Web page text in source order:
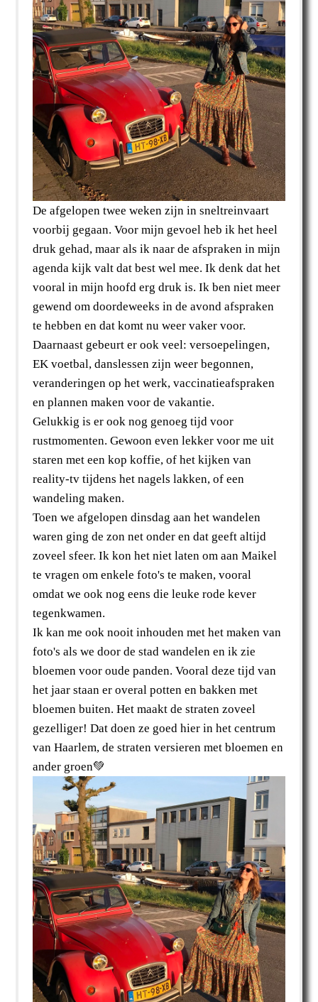
De afgelopen twee weken zijn in sneltreinvaart
voorbij gegaan. Voor mijn gevoel heb ik het heel
druk gehad, maar als ik naar de afspraken in mijn
agenda kijk valt dat best wel mee. Ik denk dat het
vooral in mijn hoofd erg druk is. Ik ben niet meer
gewend om doordeweeks in de avond afspraken
te hebben en dat komt nu weer vaker voor.
Daarnaast gebeurt er ook veel: versoepelingen,
EK voetbal, danslessen zijn weer begonnen,
veranderingen op het werk, vaccinatieafspraken
en plannen maken voor de vakantie.
Gelukkig is er ook nog genoeg tijd voor
rustmomenten. Gewoon even lekker voor me uit
staren met een kop koffie, of het kijken van
reality-tv tijdens het nagels lakken, of een
wandeling maken.
Toen we afgelopen dinsdag aan het wandelen
waren ging de zon net onder en dat geeft altijd
zoveel sfeer. Ik kon het niet laten om aan Maikel
te vragen om enkele foto's te maken, vooral
omdat we ook nog eens die leuke rode kever
tegenkwamen.
Ik kan me ook nooit inhouden met het maken van
foto's als we door de stad wandelen en ik zie
bloemen voor oude panden. Vooral deze tijd van
het jaar staan er overal potten en bakken met
bloemen buiten. Het maakt de straten zoveel
gezelliger! Dat doen ze goed hier in het centrum
van Haarlem, de straten versieren met bloemen en
ander groen💚